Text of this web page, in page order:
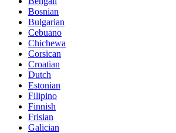
Bosnian
Bulgarian
Cebuano
Chichewa
Corsican
Croatian
Dutch
Estonian
Filipino
Finnish
Frisian
Galician